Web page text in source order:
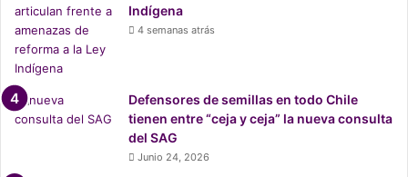
Indígena
4 semanas atrás
Defensores de semillas en todo Chile
tienen entre “ceja y ceja” la nueva consulta
del SAG
Junio 24, 2026